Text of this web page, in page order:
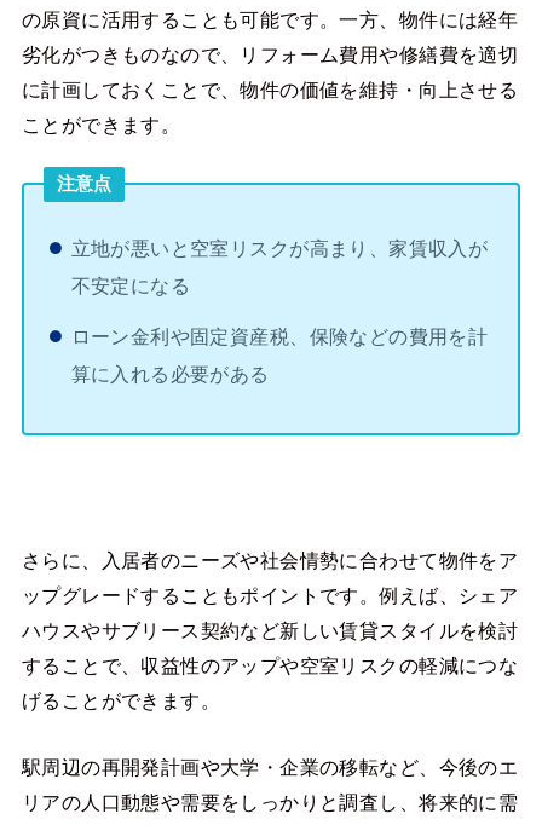
の原資に活用することも可能です。一方、物件には経年
劣化がつきものなので、リフォーム費用や修繕費を適切
に計画しておくことで、物件の価値を維持・向上させる
ことができます。
注意点
立地が悪いと空室リスクが高まり、家賃収入が
不安定になる
ローン金利や固定資産税、保険などの費用を計
算に入れる必要がある
さらに、入居者のニーズや社会情勢に合わせて物件をア
ップグレードすることもポイントです。例えば、シェア
ハウスやサブリース契約など新しい賃貸スタイルを検討
することで、収益性のアップや空室リスクの軽減につな
げることができます。
駅周辺の再開発計画や大学・企業の移転など、今後のエ
リアの人口動態や需要をしっかりと調査し、将来的に需